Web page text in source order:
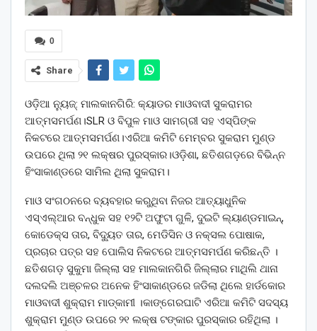
0
Share
ଓଡ଼ିଆ ନ୍ୟୁଜ୍: ମାଲକାନଗିରି: କ୍ୟାଡର ମାଓବାଦୀ ସୁକରାମର
ଆତ୍ମସମର୍ପଣ।SLR ଓ ବିପୁଳ ମାଓ ସାମଗ୍ରୀ ସହ ଏସ୍‌ପିଙ୍କ
ନିକଟରେ ଆତ୍ମସମର୍ପଣ।ଏରିଆ କମିଟି ମେମ୍ବର ସୁକରାମ ମୁଣ୍ଡ
ଉପରେ ଥିଲା ୨୧ ଲକ୍ଷର ପୁରସ୍କାର।ଓଡ଼ିଶା, ଛତିଶଗଡ଼ରେ ବିଭିନ୍ନ
ହିଂସାକାଣ୍ଡରେ ସାମିଲ ଥିଲା ସୁକରାମ।
ମାଓ ସଂଗଠନରେ ବ୍ୟବହାର କରୁଥିବା ନିଜର ଆତ୍ୟାଧୁନିକ
ଏସ୍ଏଲ୍ଆର ବନ୍ଧୁକ ସହ ୧୨ଟି ଅଫୁଟା ଗୁଳି, ଦୁଇଟି ଲ୍ୟାଣ୍ଡମାଇନ୍,
କୋଡେକ୍ସ ତାର, ବିଦ୍ୟୁତ ତାର, ମେଡିସିନ ଓ ନକ୍ସଲ ପୋଷାକ,
ପ୍ରଚାର ପତ୍ର ସହ ପୋଲିସ ନିକଟରେ ଆତ୍ମସମର୍ପଣ କରିଛନ୍ତି ।
ଛତିଶଗଡ଼ ସୁକୁମା ଜିଲ୍ଲା ସହ ମାଲକାନଗିରି ଜିଲ୍ଲାର ମାଥିଲି ଥାନା
ଦଲଦଲି ଅଞ୍ଚଳର ଅନେକ ହିଂସାକାଣ୍ଡରେ ଜଡିଲା ଥିଲେ ହାର୍ଡକୋର
ମାଓବାଦୀ ଶୁକ୍ରାମ ମାଡ୍କାମୀ ।କାଙ୍ଗେରଘାଟି ଏରିଆ କମିଟି ସଦସ୍ୟ
ଶୁକ୍ରାମ ମୁଣ୍ଡ ଉପରେ ୨୧ ଲକ୍ଷ ଟଙ୍କାର ପୁରସ୍କାର ରହିଥିଲା ।